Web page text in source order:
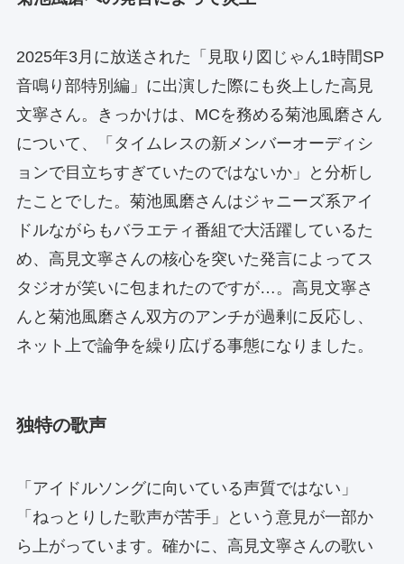
2025年3月に放送された「見取り図じゃん1時間SP
音鳴り部特別編」に出演した際にも炎上した高見
文寧さん。きっかけは、MCを務める菊池風磨さん
について、「タイムレスの新メンバーオーディシ
ョンで目立ちすぎていたのではないか」と分析し
たことでした。菊池風磨さんはジャニーズ系アイ
ドルながらもバラエティ番組で大活躍しているた
め、高見文寧さんの核心を突いた発言によってス
タジオが笑いに包まれたのですが…。高見文寧さ
んと菊池風磨さん双方のアンチが過剰に反応し、
ネット上で論争を繰り広げる事態になりました。
独特の歌声
「アイドルソングに向いている声質ではない」
「ねっとりした歌声が苦手」という意見が一部か
ら上がっています。確かに、高見文寧さんの歌い